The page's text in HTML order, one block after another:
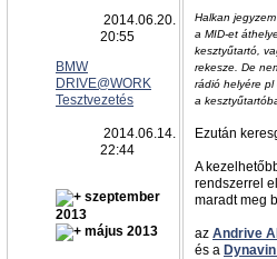
2014.06.20.
20:55
BMW
DRIVE@WORK
Tesztvezetés
2014.06.14.
22:44
szeptember
2013
május 2013
Halkan
a MID-et
kesztyűtartó,
rekesze. De
rádió helyére
a
Ezután
A
rendszerrel
maradt meg
az Andrive
és a